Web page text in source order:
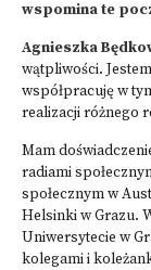
wspomina te
Agnieszka
wątpliwości.
współpracuję w
realizacji różnego
Mam
radiami
społecznym w
Helsinki w Grazu.
Uniwersytecie w
kolegami i